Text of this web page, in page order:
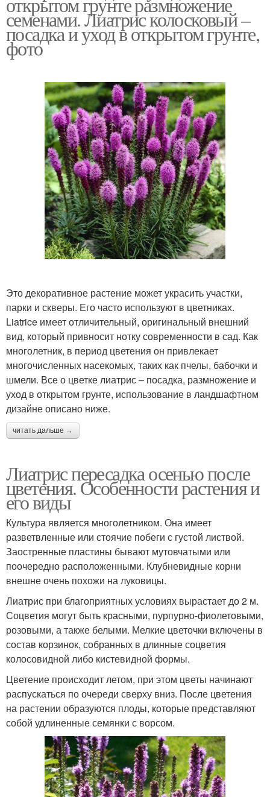
семенами. Лиатрис колосковый –
посадка и уход в открытом грунте,
фото
Это декоративное растение может украсить участки,
парки и скверы. Его часто используют в цветниках.
Liatrice имеет отличительный, оригинальный внешний
вид, который привносит нотку современности в сад. Как
многолетник, в период цветения он привлекает
многочисленных насекомых, таких как пчелы, бабочки и
шмели. Все о цветке лиатрис – посадка, размножение и
уход в открытом грунте, использование в ландшафтном
дизайне описано ниже.
читать дальше →
Лиатрис пересадка осенью после
цветения. Особенности растения и
его виды
Культура является многолетником. Она имеет
разветвленные или стоячие побеги с густой листвой.
Заостренные пластины бывают мутовчатыми или
поочередно расположенными. Клубневидные корни
внешне очень похожи на луковицы.
Лиатрис при благоприятных условиях вырастает до 2 м.
Соцветия могут быть красными, пурпурно-фиолетовыми,
розовыми, а также белыми. Мелкие цветочки включены в
состав корзинок, собранных в длинные соцветия
колосовидной либо кистевидной формы.
Цветение происходит летом, при этом цветы начинают
распускаться по очереди сверху вниз. После цветения
на растении образуются плоды, которые представляют
собой удлиненные семянки с ворсом.